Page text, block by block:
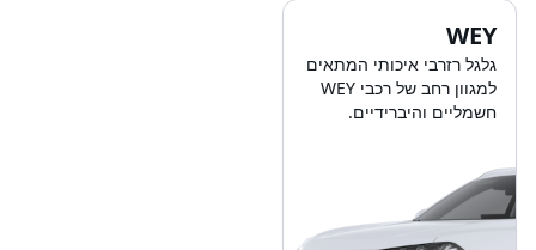
WEY
גלגל רזרבי איכותי המתאים
למגוון רחב של רכבי WEY
חשמליים והיברידיים.